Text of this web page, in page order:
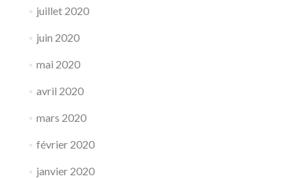
juillet 2020
juin 2020
mai 2020
avril 2020
mars 2020
février 2020
janvier 2020